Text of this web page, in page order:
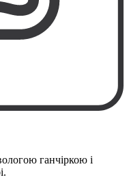
ганчіркою і